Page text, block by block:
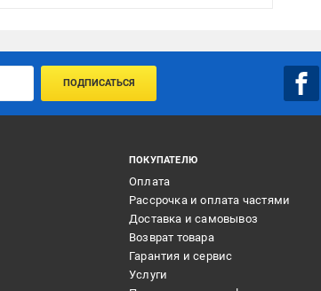
ПОДПИСАТЬСЯ
ПОКУПАТЕЛЮ
Оплата
Рассрочка и оплата частями
Доставка и самовывоз
Возврат товара
Гарантия и сервис
Услуги